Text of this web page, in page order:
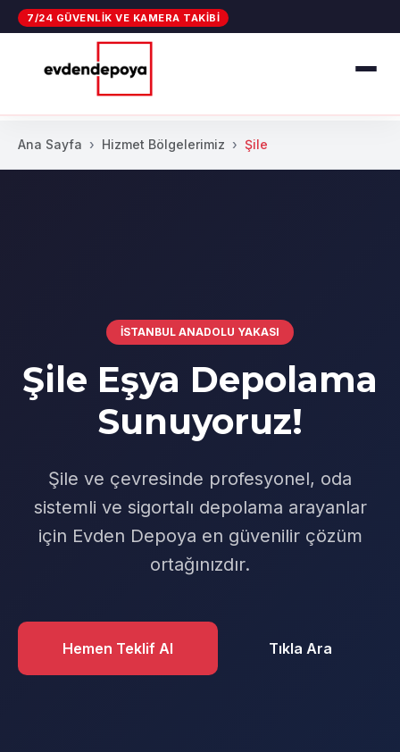
7/24 GÜVENLIK VE KAMERA TAKIBI
Ana Sayfa Hizmet Bölgelerimiz Şile
İSTANBUL ANADOLU YAKASI
Şile Eşya Depolama
Sunuyoruz!
Şile ve çevresinde profesyonel, oda
sistemli ve sigortalı depolama arayanlar
için Evden Depoya en güvenilir çözüm
ortağınızdır.
Hemen Teklif Al Tıkla Ara